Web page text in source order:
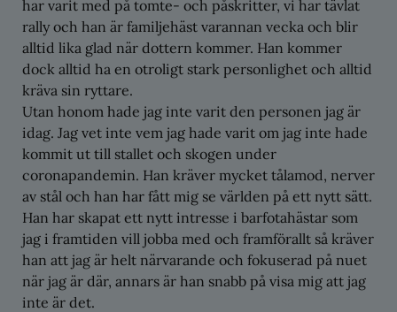
har varit med på tomte- och påskritter, vi har tävlat
rally och han är familjehäst varannan vecka och blir
alltid lika glad när dottern kommer. Han kommer
dock alltid ha en otroligt stark personlighet och alltid
kräva sin ryttare.
Utan honom hade jag inte varit den personen jag är
idag. Jag vet inte vem jag hade varit om jag inte hade
kommit ut till stallet och skogen under
coronapandemin. Han kräver mycket tålamod, nerver
av stål och han har fått mig se världen på ett nytt sätt.
Han har skapat ett nytt intresse i barfotahästar som
jag i framtiden vill jobba med och framförallt så kräver
han att jag är helt närvarande och fokuserad på nuet
när jag är där, annars är han snabb på visa mig att jag
inte är det.